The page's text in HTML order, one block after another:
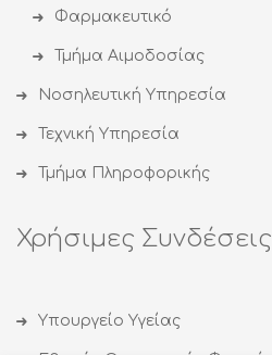
Φαρμακευτικό
Τμήμα Αιμοδοσίας
Νοσηλευτική Υπηρεσία
Τεχνική Υπηρεσία
Τμήμα Πληροφορικής
Χρήσιμες Συνδέσεις
Υπουργείο Υγείας